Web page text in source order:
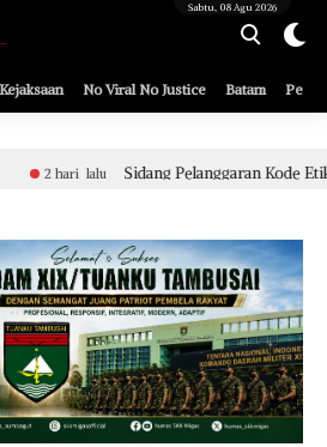
Kejaksaan No Viral No Justice Batam
Sabtu, 08 Agu 2026
Kode Etik Berat Aparat Polsek